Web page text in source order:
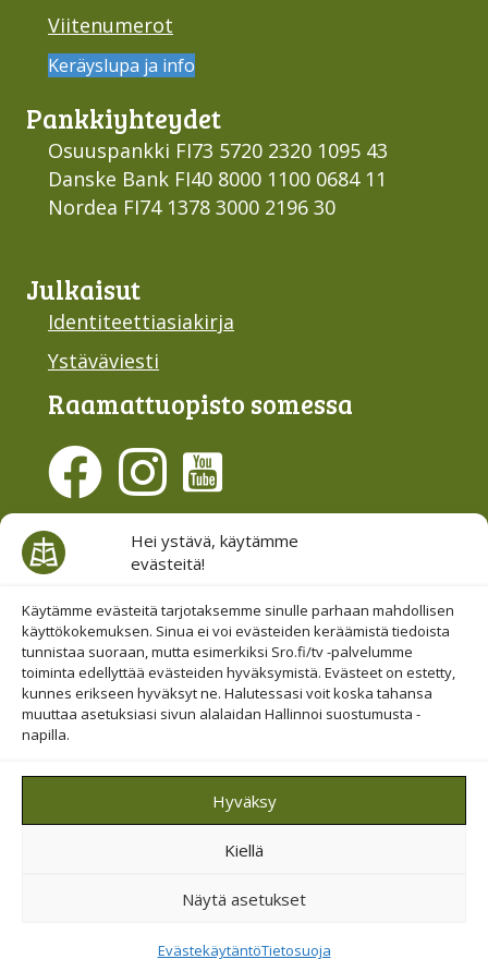
Hei ystävä, käytämme
evästeitä!
Käytämme evästeitä tarjotaksemme sinulle parhaan mahdollisen
käyttökokemuksen. Sinua ei voi evästeiden keräämistä tiedoista
tunnistaa suoraan, mutta esimerkiksi Sro.fi/tv -palvelumme
toiminta edellyttää evästeiden hyväksymistä. Evästeet on estetty,
kunnes erikseen hyväksyt ne. Halutessasi voit koska tahansa
muuttaa asetuksiasi sivun alalaidan Hallinnoi suostumusta -
napilla.
Hyväksy
Kiellä
Näytä asetukset
EvästekäytäntöTietosuoja
Viitenumerot
Keräyslupa ja info
Pankki­yhteydet
Osuuspankki FI73 5720 2320 1095 43
Danske Bank FI40 8000 1100 0684 11
Nordea FI74 1378 3000 2196 30
Julkaisut
Identiteettiasiakirja
Ystäväviesti
Raamattu­opisto somessa
Evästesuostumus
Hallinnoi evästeitä
Etsi sivuiltamme
© 2019-2026 Suomen Raamattuopiston Säätiö
Saavutettavuus huomioitu
Tietosuojajaehdot